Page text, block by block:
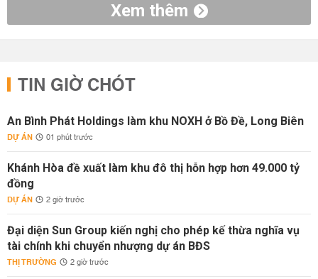
Xem thêm
TIN GIỜ CHÓT
An Bình Phát Holdings làm khu NOXH ở Bồ Đề, Long Biên
DỰ ÁN 01 phút trước
Khánh Hòa đề xuất làm khu đô thị hỗn hợp hơn 49.000 tỷ
đồng
DỰ ÁN 2 giờ trước
Đại diện Sun Group kiến nghị cho phép kế thừa nghĩa vụ
tài chính khi chuyển nhượng dự án BĐS
THỊ TRƯỜNG 2 giờ trước